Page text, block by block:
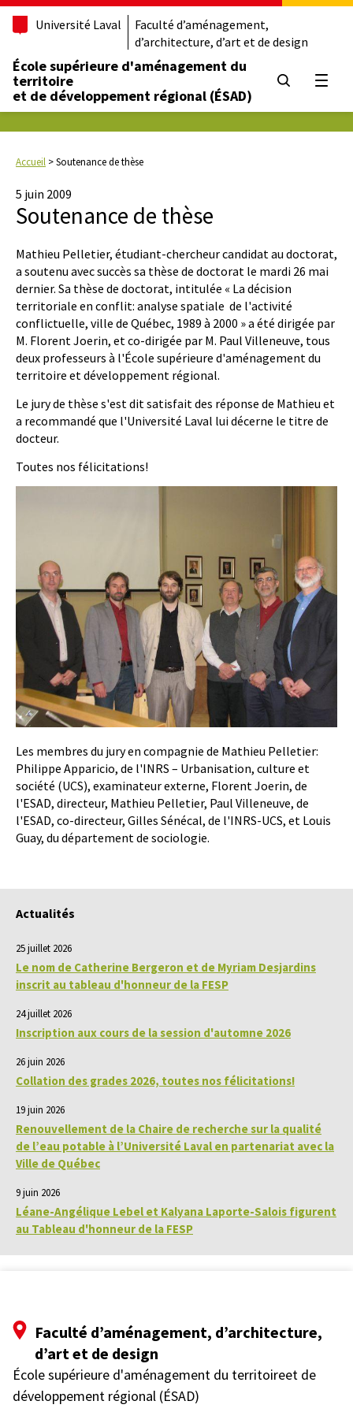
Université Laval
Faculté d’aménagement,
d’architecture, d’art et de design
École supérieure d'aménagement du
territoire
et de développement régional (ÉSAD)
Accueil >Soutenance de thèse
5 juin 2009
Soutenance de thèse
Mathieu Pelletier, étudiant-chercheur candidat au doctorat,
a soutenu avec succès sa thèse de doctorat le mardi 26 mai
dernier. Sa thèse de doctorat, intitulée « La décision
territoriale en conflit: analyse spatiale de l'activité
conflictuelle, ville de Québec, 1989 à 2000 » a été dirigée par
M. Florent Joerin, et co-dirigée par M. Paul Villeneuve, tous
deux professeurs à l'École supérieure d'aménagement du
territoire et développement régional.
Le jury de thèse s'est dit satisfait des réponse de Mathieu et
a recommandé que l'Université Laval lui décerne le titre de
docteur.
Toutes nos félicitations!
Les membres du jury en compagnie de Mathieu Pelletier:
Philippe Apparicio, de l'INRS – Urbanisation, culture et
société (UCS), examinateur externe, Florent Joerin, de
l'ESAD, directeur, Mathieu Pelletier, Paul Villeneuve, de
l'ESAD, co-directeur, Gilles Sénécal, de l'INRS-UCS, et Louis
Guay, du département de sociologie.
Actualités
25 juillet 2026
Le nom de Catherine Bergeron et de Myriam Desjardins
inscrit au tableau d'honneur de la FESP
24 juillet 2026
Inscription aux cours de la session d'automne 2026
26 juin 2026
Collation des grades 2026, toutes nos félicitations!
19 juin 2026
Renouvellement de la Chaire de recherche sur la qualité
de l’eau potable à l’Université Laval en partenariat avec la
Ville de Québec
9 juin 2026
Léane-Angélique Lebel et Kalyana Laporte-Salois figurent
au Tableau d'honneur de la FESP
Faculté d’aménagement, d’architecture,
d’art et de design
École supérieure d'aménagement du territoireet de
développement régional (ÉSAD)